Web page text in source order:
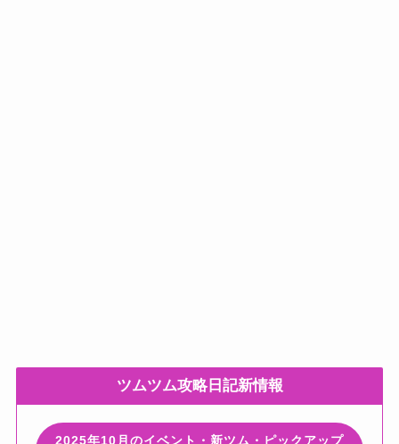
ツムツム攻略日記新情報
2025年10月のイベント・新ツム・ピックアップ